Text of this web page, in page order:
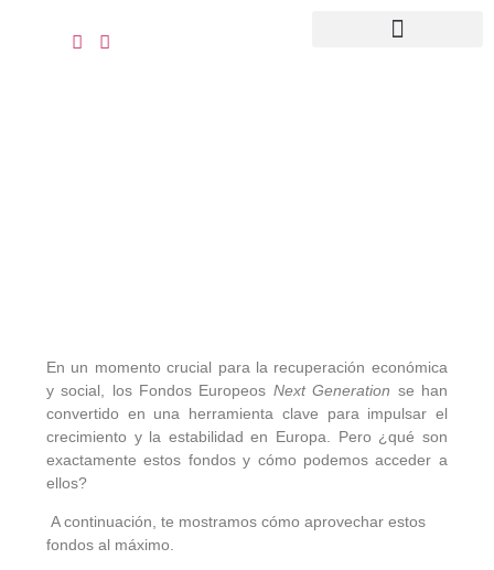
En un momento crucial para la recuperación económica
y social, los Fondos Europeos Next Generation se han
convertido en una herramienta clave para impulsar el
crecimiento y la estabilidad en Europa. Pero ¿qué son
exactamente estos fondos y cómo podemos acceder a
ellos?
A continuación, te mostramos cómo aprovechar estos
fondos al máximo.